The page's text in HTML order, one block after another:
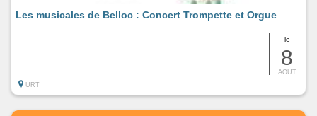
le
8
AOUT
Les musicales de Belloc : Concert Trompette et Orgue
URT